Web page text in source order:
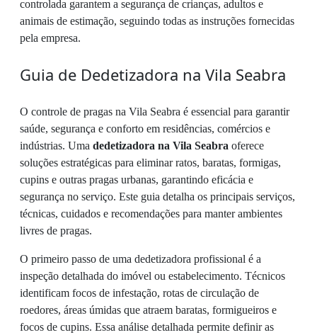
controlada garantem a segurança de crianças, adultos e
animais de estimação, seguindo todas as instruções fornecidas
pela empresa.
Guia de Dedetizadora na Vila Seabra
O controle de pragas na Vila Seabra é essencial para garantir
saúde, segurança e conforto em residências, comércios e
indústrias. Uma dedetizadora na Vila Seabra oferece
soluções estratégicas para eliminar ratos, baratas, formigas,
cupins e outras pragas urbanas, garantindo eficácia e
segurança no serviço. Este guia detalha os principais serviços,
técnicas, cuidados e recomendações para manter ambientes
livres de pragas.
O primeiro passo de uma dedetizadora profissional é a
inspeção detalhada do imóvel ou estabelecimento. Técnicos
identificam focos de infestação, rotas de circulação de
roedores, áreas úmidas que atraem baratas, formigueiros e
focos de cupins. Essa análise detalhada permite definir as